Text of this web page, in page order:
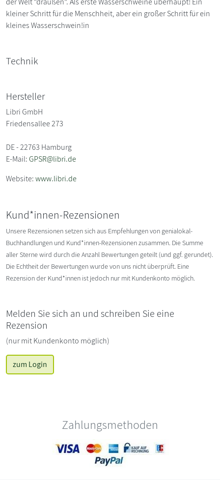
kleiner Schritt für die Menschheit, aber ein großer Schritt für ein
kleines Wasserschwein!in
Technik
Hersteller
Libri GmbH
Friedensallee 273
DE - 22763 Hamburg
E-Mail:GPSR@libri.de
Website:www.libri.de
Kund*innen-Rezensionen
Unsere Rezensionen setzen sich aus Empfehlungen von genialokal-
Buchhandlungen und Kund*innen-Rezensionen zusammen. Die Summe
aller Sterne wird durch die Anzahl Bewertungen geteilt (und ggf. gerundet).
Die Echtheit der Bewertungen wurde von uns nicht überprüft. Eine
Rezension der Kund*innen ist jedoch nur mit Kundenkonto möglich.
Melden Sie sich an und schreiben Sie eine
Rezension
(nur mit Kundenkonto möglich)
zum Login
Zahlungsmethoden